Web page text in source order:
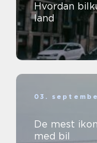
Hvordan
land
03.
De mest
med bil